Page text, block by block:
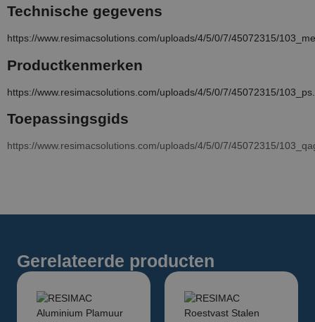
Technische gegevens
https://www.resimacsolutions.com/uploads/4/5/0/7/45072315/
Productkenmerken
https://www.resimacsolutions.com/uploads/4/5/0/7/45072315/
Toepassingsgids
https://www.resimacsolutions.com/uploads/4/5/0/7/45072315/
Gerelateerde producten